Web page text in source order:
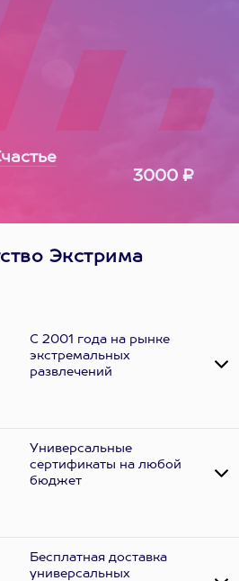
3000 ₽
Экстрима
С 2001 года на рынке
экстремальных
развлечений
Универсальные
сертификаты на любой
бюджет
Бесплатная доставка
универсальных